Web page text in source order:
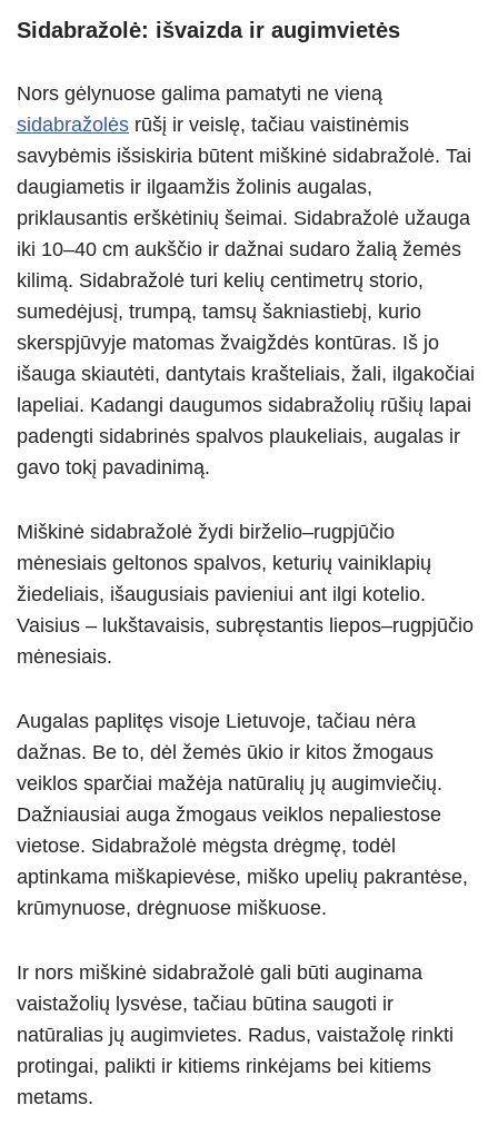
Sidabražolė: išvaizda ir augimvietės
Nors gėlynuose galima pamatyti ne vieną
sidabražolės rūšį ir veislę, tačiau vaistinėmis
savybėmis išsiskiria būtent miškinė sidabražolė. Tai
daugiametis ir ilgaamžis žolinis augalas,
priklausantis erškėtinių šeimai. Sidabražolė užauga
iki 10–40 cm aukščio ir dažnai sudaro žalią žemės
kilimą. Sidabražolė turi kelių centimetrų storio,
sumedėjusį, trumpą, tamsų šakniastiebį, kurio
skerspjūvyje matomas žvaigždės kontūras. Iš jo
išauga skiautėti, dantytais krašteliais, žali, ilgakočiai
lapeliai. Kadangi daugumos sidabražolių rūšių lapai
padengti sidabrinės spalvos plaukeliais, augalas ir
gavo tokį pavadinimą.
Miškinė sidabražolė žydi birželio–rugpjūčio
mėnesiais geltonos spalvos, keturių vainiklapių
žiedeliais, išaugusiais pavieniui ant ilgi kotelio.
Vaisius – lukštavaisis, subręstantis liepos–rugpjūčio
mėnesiais.
Augalas paplitęs visoje Lietuvoje, tačiau nėra
dažnas. Be to, dėl žemės ūkio ir kitos žmogaus
veiklos sparčiai mažėja natūralių jų augimviečių.
Dažniausiai auga žmogaus veiklos nepaliestose
vietose. Sidabražolė mėgsta drėgmę, todėl
aptinkama miškapievėse, miško upelių pakrantėse,
krūmynuose, drėgnuose miškuose.
Ir nors miškinė sidabražolė gali būti auginama
vaistažolių lysvėse, tačiau būtina saugoti ir
natūralias jų augimvietes. Radus, vaistažolę rinkti
protingai, palikti ir kitiems rinkėjams bei kitiems
metams.